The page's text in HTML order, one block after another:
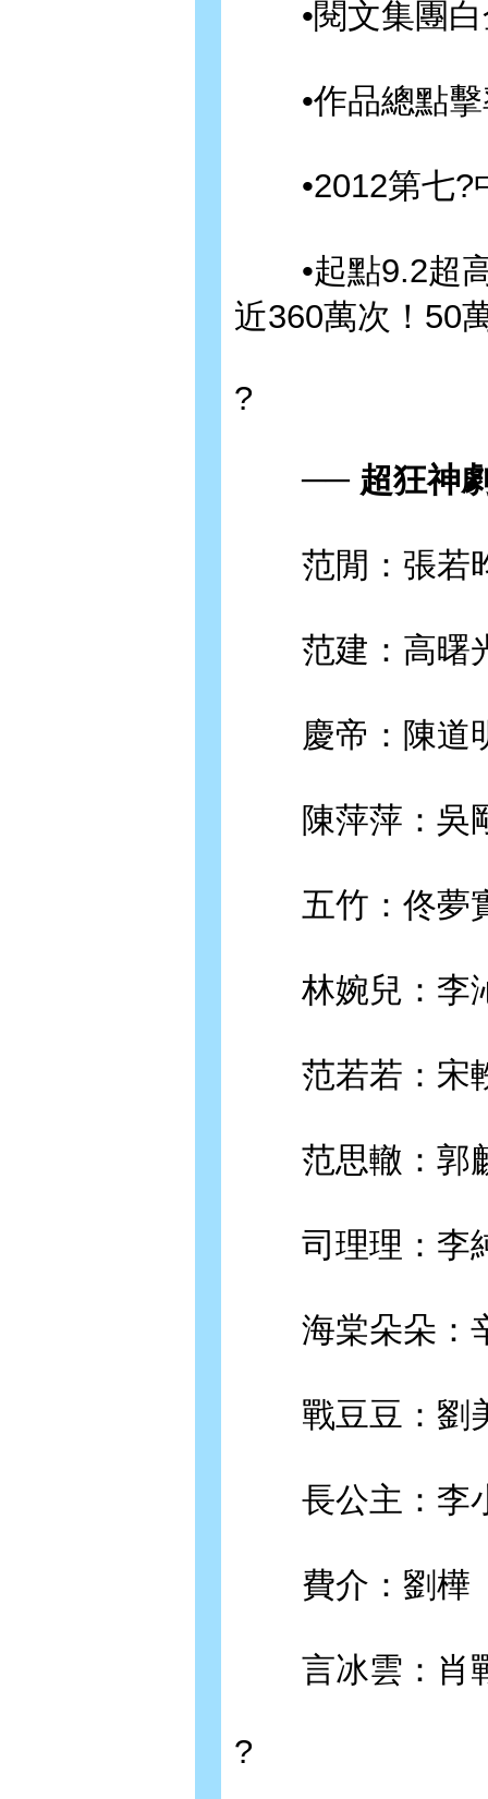
•閱文集團白
•作品總點擊
•2012第七?
•起點9.2超高
近360萬次！50
?
── 超狂神劇
范閒：張若
范建：高曙
慶帝：陳道
陳萍萍：吳
五竹：佟夢
林婉兒：李
范若若：宋
范思轍：郭
司理理：李
海棠朵朵：
戰豆豆：劉
長公主：李
費介：劉樺
言冰雲：肖
?